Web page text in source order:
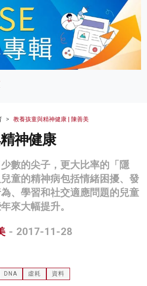
教養孩童與精神健康 | 陳善美
神健康
數的尖子，更大比率的「隱
童的精神病包括情緒困擾、發
、學習和社交適應問題的兒童
來大幅提升。
- 2017-11-28
DNA 虛耗 資料